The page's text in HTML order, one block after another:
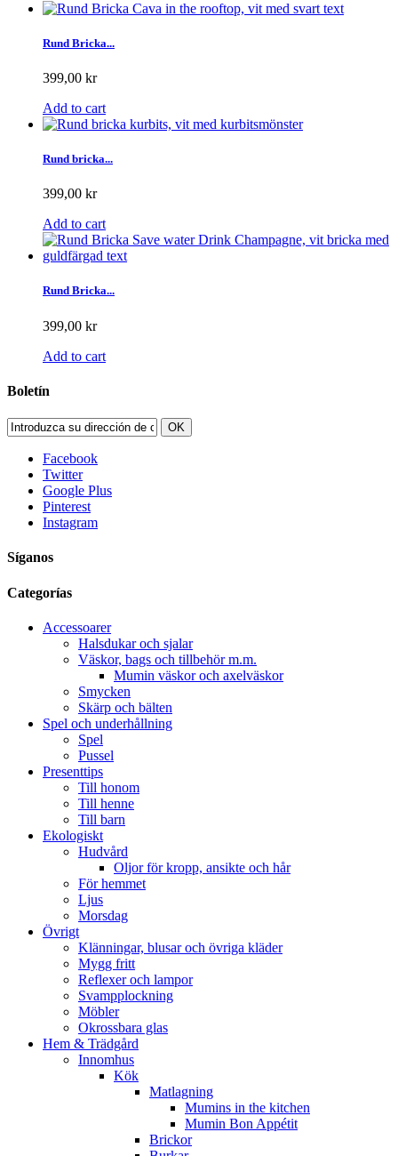
Rund Bricka...
399,00 kr
Add to cart
Rund bricka...
399,00 kr
Add to cart
Rund Bricka...
399,00 kr
Add to cart
Boletín
OK
Facebook
Twitter
Google Plus
Pinterest
Instagram
Síganos
Categorías
Accessoarer
Halsdukar och sjalar
Väskor, bags och tillbehör m.m.
Mumin väskor och axelväskor
Smycken
Skärp och bälten
Spel och underhållning
Spel
Pussel
Presenttips
Till honom
Till henne
Till barn
Ekologiskt
Hudvård
Oljor för kropp, ansikte och hår
För hemmet
Ljus
Morsdag
Övrigt
Klänningar, blusar och övriga kläder
Mygg fritt
Reflexer och lampor
Svampplockning
Möbler
Okrossbara glas
Hem & Trädgård
Innomhus
Kök
Matlagning
Mumins in the kitchen
Mumin Bon Appétit
Brickor